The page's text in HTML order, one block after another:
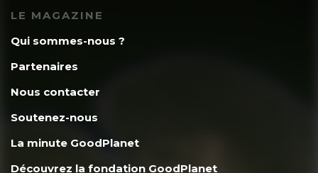
LE MAGAZINE
Qui sommes-nous ?
Partenaires
Nous contacter
Soutenez-nous
La minute GoodPlanet
Découvrez la fondation GoodPlanet